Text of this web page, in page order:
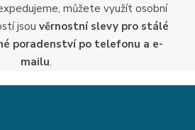
můžete využít osobní
jsou věrnostní slevy pro stálé
poradenství po telefonu a e-
mailu.